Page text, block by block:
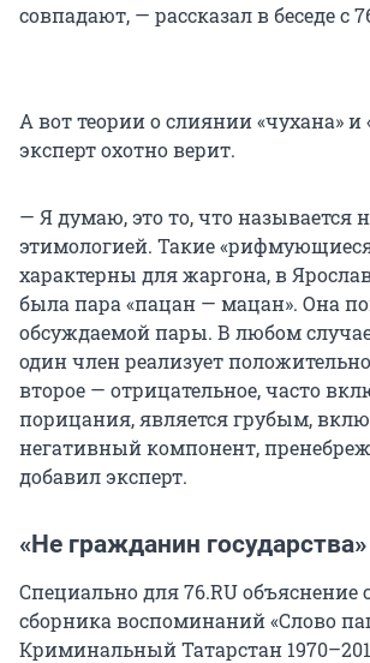
совпадают, — рассказал в беседе с
А вот теории о слиянии «чухана» и
эксперт охотно верит.
— Я думаю, это то, что называется
этимологией. Такие
характерны для жаргона, в
была пара «пацан — мацан». Она
обсуждаемой пары. В любом случае
один член реализует
второе — отрицательное, часто
порицания, является грубым,
негативный компонент,
добавил эксперт.
«Не гражданин государства»
Специально для 76.RU объяснение
сборника воспоминаний «Слово
Криминальный Татарстан